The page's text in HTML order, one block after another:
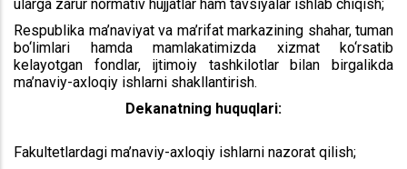
ularga zarur normativ hujjatlar ham tavsiyalar ishlab chiqish;
Respublika ma’naviyat va ma’rifat markazining shahar, tuman
bo‘limlari hamda mamlakatimizda xizmat ko‘rsatib
kelayotgan fondlar, ijtimoiy tashkilotlar bilan birgalikda
ma’naviy-axloqiy ishlarni shakllantirish.
Dekanatning huquqlari:
Fakultetlardagi ma’naviy-axloqiy ishlarni nazorat qilish;